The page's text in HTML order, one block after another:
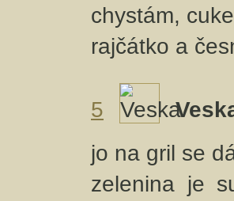
chystám,
rajčátko a
5
jo na gril se
zelenina je